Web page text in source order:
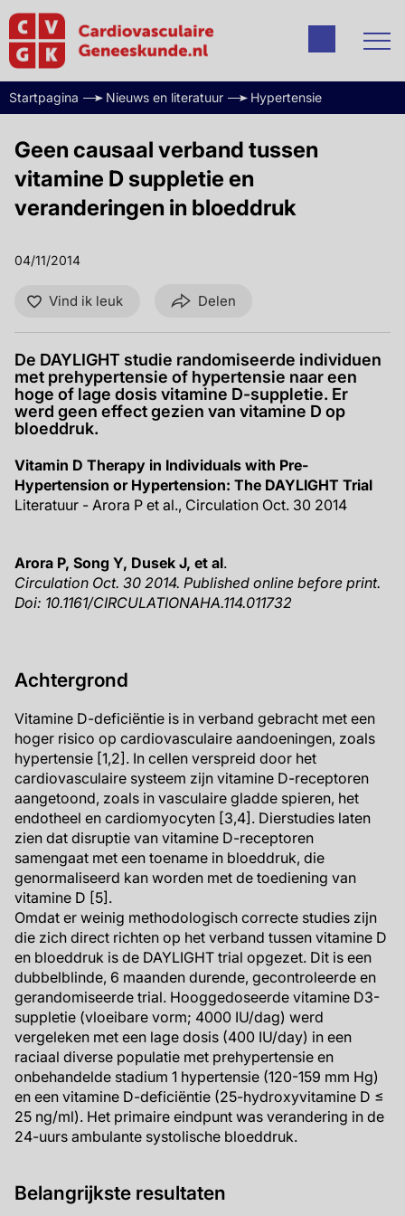
Startpagina Nieuws en literatuur Hypertensie
Geen causaal verband tussen
vitamine D suppletie en
veranderingen in bloeddruk
04/11/2014
Vind ik leuk Delen
De DAYLIGHT studie randomiseerde individuen
met prehypertensie of hypertensie naar een
hoge of lage dosis vitamine D-suppletie. Er
werd geen effect gezien van vitamine D op
bloeddruk.
Vitamin D Therapy in Individuals with Pre-
Hypertension or Hypertension: The DAYLIGHT Trial
Literatuur - Arora P et al., Circulation Oct. 30 2014
Arora P, Song Y, Dusek J, et al.
Circulation Oct. 30 2014. Published online before print.
Doi: 10.1161/CIRCULATIONAHA.114.011732
Achtergrond
Vitamine D-deficiëntie is in verband gebracht met een
hoger risico op cardiovasculaire aandoeningen, zoals
hypertensie [1,2]. In cellen verspreid door het
cardiovasculaire systeem zijn vitamine D-receptoren
aangetoond, zoals in vasculaire gladde spieren, het
endotheel en cardiomyocyten [3,4]. Dierstudies laten
zien dat disruptie van vitamine D-receptoren
samengaat met een toename in bloeddruk, die
genormaliseerd kan worden met de toediening van
vitamine D [5].
Omdat er weinig methodologisch correcte studies zijn
die zich direct richten op het verband tussen vitamine D
en bloeddruk is de DAYLIGHT trial opgezet. Dit is een
dubbelblinde, 6 maanden durende, gecontroleerde en
gerandomiseerde trial. Hooggedoseerde vitamine D3-
suppletie (vloeibare vorm; 4000 IU/dag) werd
vergeleken met een lage dosis (400 IU/day) in een
raciaal diverse populatie met prehypertensie en
onbehandelde stadium 1 hypertensie (120-159 mm Hg)
en een vitamine D-deficiëntie (25-hydroxyvitamine D ≤
25 ng/ml). Het primaire eindpunt was verandering in de
24-uurs ambulante systolische bloeddruk.
Belangrijkste resultaten